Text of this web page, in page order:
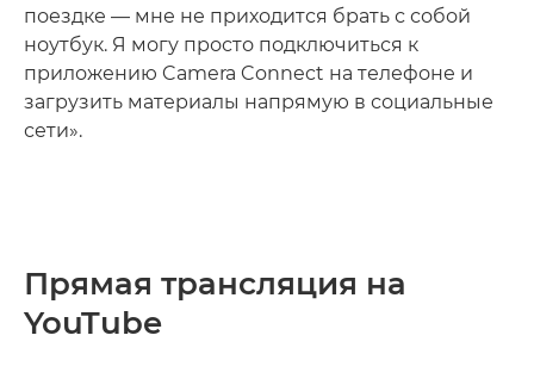
поездке — мне не приходится брать с собой
ноутбук. Я могу просто подключиться к
приложению Camera Connect на телефоне и
загрузить материалы напрямую в социальные
сети».
Прямая трансляция на
YouTube